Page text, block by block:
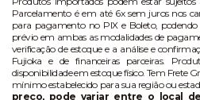
Parcelamento é em até 6x sem juros nos
para pagamento no PIX e Boleto,
prévio em ambas as modalidades de
verificação de estoque e a análise e
Fujioka e de financeiras parceiras.
disponibilidade em estoque físico. Tem Frete
mínimo estabelecido para sua região ou
preço, pode variar entre o local